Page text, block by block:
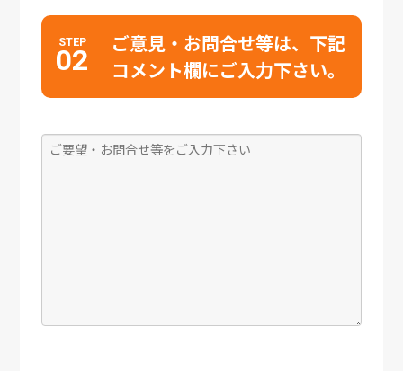
STEP
02
ご意見・お問合せ等は、下記
コメント欄にご入力下さい。